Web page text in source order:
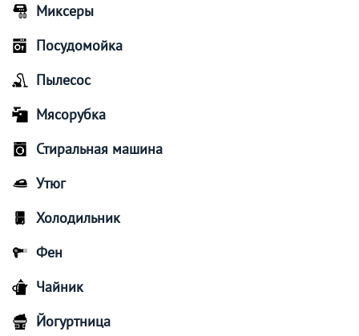
Миксеры
Посудомойка
Пылесос
Мясорубка
Стиральная машина
Утюг
Холодильник
Фен
Чайник
Йогуртница